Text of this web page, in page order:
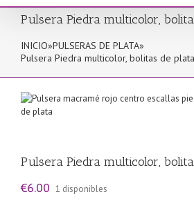
Pulsera Piedra multicolor,
INICIO»PULSERAS DE PLATA»
Pulsera Piedra multicolor, bolitas de plata
Pulsera Piedra multicolor,
€6.00 1 disponibles